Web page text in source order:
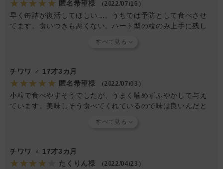
★★★★★ 匿名希望様 （2022/07/16）
早く缶詰が復活してほしい…。うちでは予防として食べさせ
てます。食いつきも悪くない。ハート型の粒のみ上手に残し
チワワ ♂ 17才3カ月
★★★★★ 匿名希望様 （2022/07/03）
小粒で食べやすそうでしたが、うまく噛めずふやかして与え
ています。美味しそう食べてくれているので味は良いんだと
チワワ ♀ 17才3カ月
★★★★★ たくりん様 （2022/04/23）